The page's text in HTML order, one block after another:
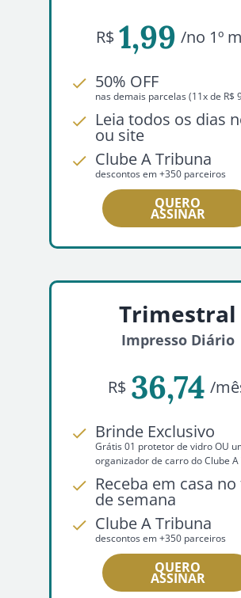
R$ 1,99 /no 1º
50% OFF
nas demais parcelas (11x de R$
Leia todos os dias
ou site
Clube A Tribuna
descontos em +350 parceiros
QUERO
ASSINAR
Trimestral
Impresso Diário
R$ 36,74 /
Brinde Exclusivo
Grátis 01 protetor de vidro OU
organizador de carro do Clube A
Receba em casa
de semana
Clube A Tribuna
descontos em +350 parceiros
QUERO
ASSINAR